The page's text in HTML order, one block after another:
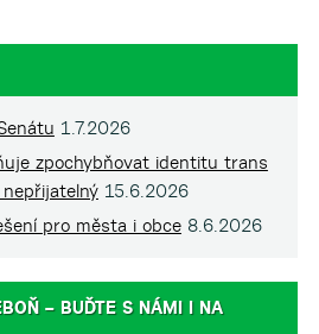
1.7.2026
zpochybňovat identitu trans
15.6.2026
pro města i obce 8.6.2026
– BUĎTE S NÁMI I NA